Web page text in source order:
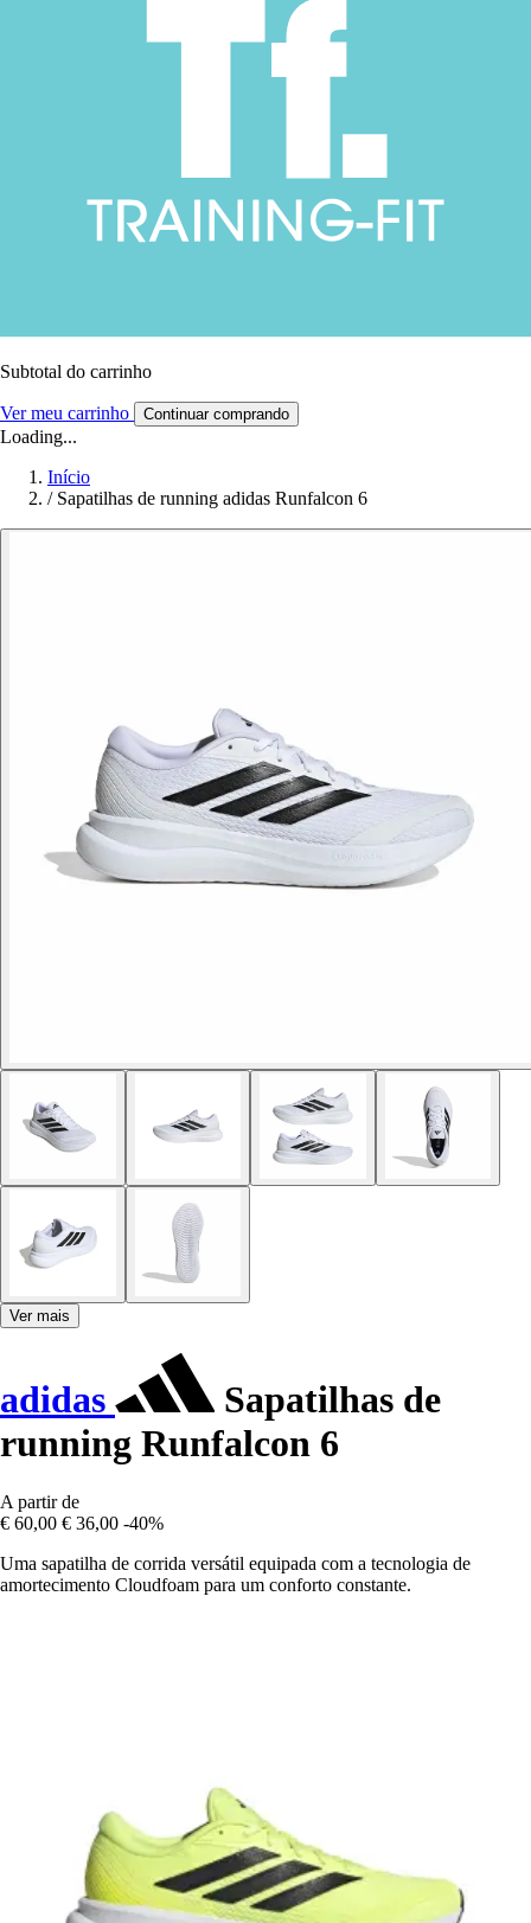
Subtotal do carrinho
Ver meu carrinho Continuar comprando
Loading...
Início
/ Sapatilhas de running adidas Runfalcon 6
Ver mais
adidas
Sapatilhas de
running Runfalcon 6
A partir de
€ 60,00 € 36,00 -40%
Uma sapatilha de corrida versátil equipada com a tecnologia de
amortecimento Cloudfoam para um conforto constante.